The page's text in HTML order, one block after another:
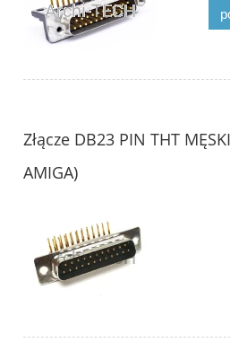
Złącze DB23 PIN THT
AMIGA)